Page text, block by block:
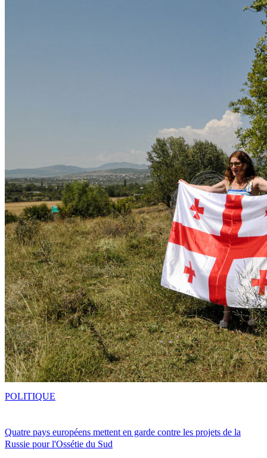
Quatre pays européens mettent en garde contre les projets de la
Russie pour l'Ossétie du Sud
POLITIQUE